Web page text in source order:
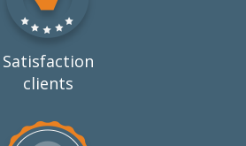
Satisfaction
clients